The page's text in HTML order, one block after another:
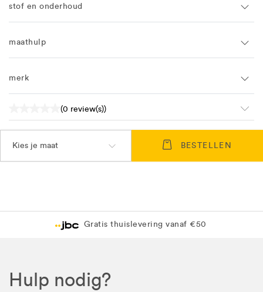
stof en onderhoud
maathulp
merk
(0 review(s))
Kies je maat BESTELLEN
Gratis thuislevering vanaf €50
Hulp nodig?